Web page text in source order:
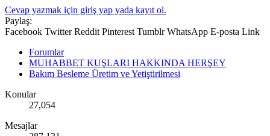
Cevap yazmak için giriş yap yada kayıt ol.
Paylaş:
Facebook Twitter Reddit Pinterest Tumblr WhatsApp E-posta Link
Forumlar
MUHABBET KUŞLARI HAKKINDA HERŞEY
Bakım Besleme Üretim ve Yetiştirilmesi
Konular
27,054
Mesajlar